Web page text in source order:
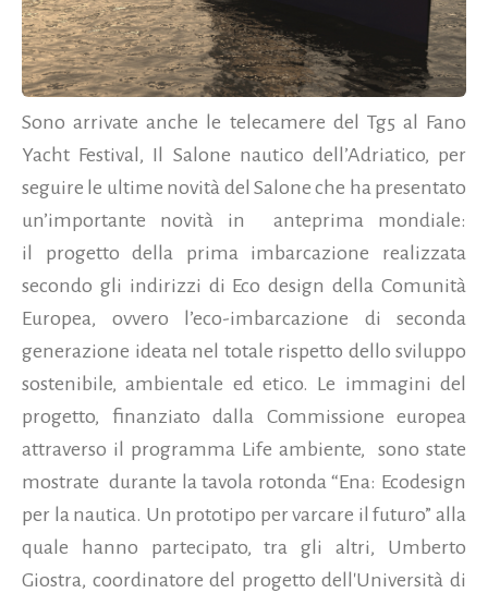
Sono arrivate anche le telecamere del Tg5 al Fano
Yacht Festival, Il Salone nautico dell’Adriatico, per
seguire le ultime novità del Salone che ha presentato
un’importante novità in anteprima mondiale:
il progetto della prima imbarcazione realizzata
secondo gli indirizzi di Eco design della Comunità
Europea, ovvero l’eco-imbarcazione di seconda
generazione ideata nel totale rispetto dello sviluppo
sostenibile, ambientale ed etico. Le immagini del
progetto, finanziato dalla Commissione europea
attraverso il programma Life ambiente, sono state
mostrate durante la tavola rotonda “Ena: Ecodesign
per la nautica. Un prototipo per varcare il futuro” alla
quale hanno partecipato, tra gli altri, Umberto
Giostra, coordinatore del progetto dell'Università di